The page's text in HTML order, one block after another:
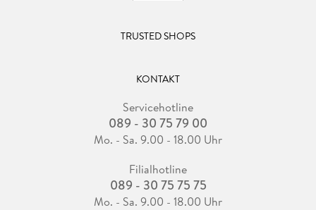
TRUSTED SHOPS
KONTAKT
Servicehotline
089 - 30 75 79 00
Mo. - Sa. 9.00 - 18.00 Uhr
Filialhotline
089 - 30 75 75 75
Mo. - Sa. 9.00 - 18.00 Uhr